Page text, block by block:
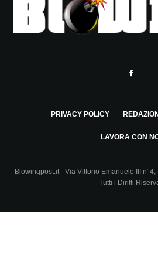
PRIVACY POLICY
LAVORA CON
Blowingpost.it - Via Vittorio Emanuele III
Tutti i Diritti